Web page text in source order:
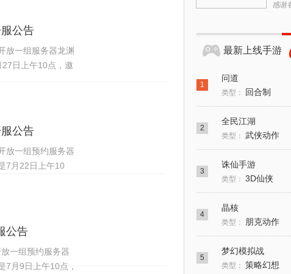
公告
放一组服务器龙渊
日上午10点，邀
公告
放一组预约服务器
7月22日上午10
公告
一组预约服务器
7月9日上午10点，
感谢
玩
约时
以
最新上线手游
1
问道
类型： 回合制
2
全民江湖
类型： 武侠动作
3
诛仙手游
类型： 3D仙侠
4
晶核
类型： 朋克动作
5
梦幻模拟战
类型： 策略幻想